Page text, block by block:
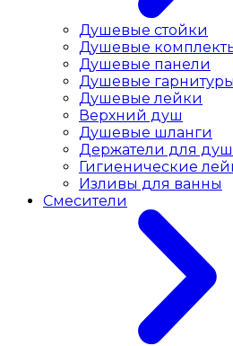
Душевые стойки
Душевые
Душевые панели
Душевые гарнитуры
Душевые лейки
Верхний душ
Душевые шланги
Держатели для
Гигиенические
Изливы для ванны
Смесители